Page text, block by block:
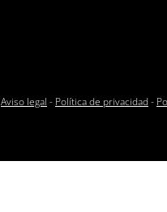
Aviso legal - Política de privacidad-